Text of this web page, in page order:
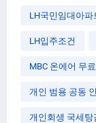
LH국민임대아파
LH입주조건
MBC 온에어 무료
개인 범용 공동
개인회생 국세탕